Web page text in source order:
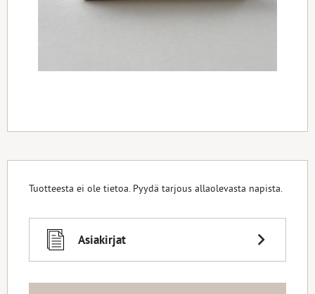
Tuotteesta ei ole tietoa. Pyydä tarjous allaolevasta napista.
Asiakirjat